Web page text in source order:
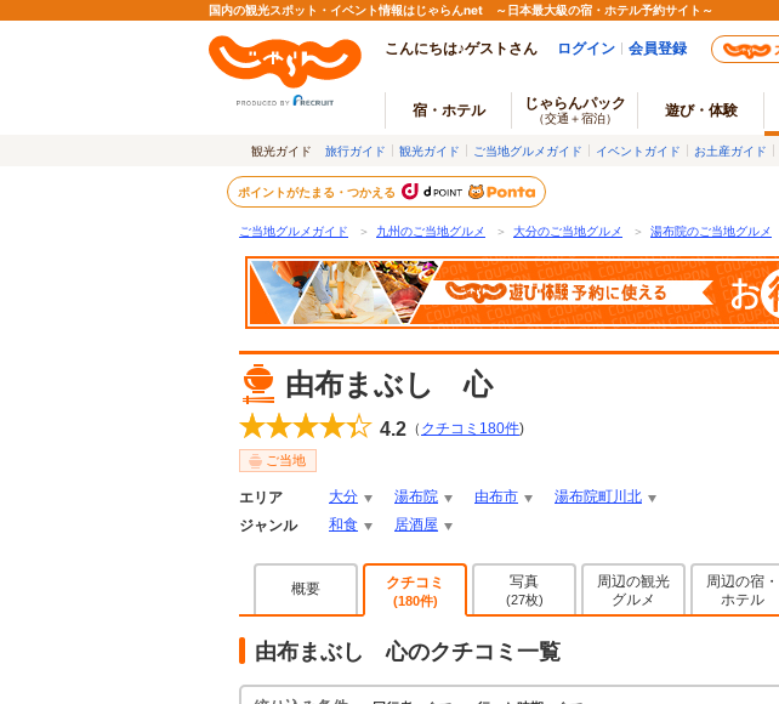
国内の観光スポット・イベント情報はじゃらんnet ～日本最大級の宿・ホテル予約サイト～
こんにちは♪ゲストさん ログイン 会員登録
宿・ホテル じゃらんパック
（交通＋宿泊） 遊び・体験
観光ガイド 旅行ガイド 観光ガイド ご当地グルメガイド イベントガイド お土産ガイド
ポイントがたまる・つかえる
ご当地グルメガイド ＞ 九州のご当地グルメ ＞ 大分のご当地グルメ ＞ 湯布院のご当地グルメ
由布まぶし 心
4.2 （ クチコミ 180件)
ご当地
エリア 大分 湯布院 由布市
湯布院町川北
ジャンル
和食 居酒屋
概要 クチコミ
(180件)
写真
(27枚)
周辺の観光
グルメ
周辺の宿・
ホテル
由布まぶし 心のクチコミ一覧